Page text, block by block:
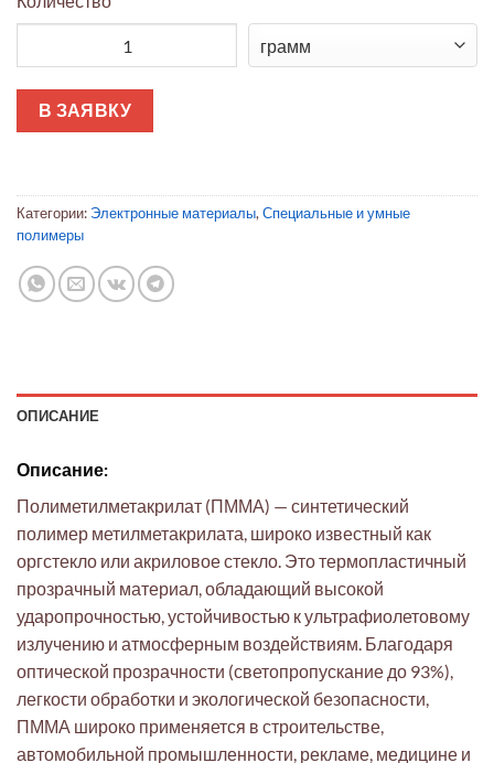
В ЗАЯВКУ
Категории: Электронные материалы, Специальные и умные
полимеры
ОПИСАНИЕ
Описание:
Полиметилметакрилат (ПММА) — синтетический
полимер метилметакрилата, широко известный как
оргстекло или акриловое стекло. Это термопластичный
прозрачный материал, обладающий высокой
ударопрочностью, устойчивостью к ультрафиолетовому
излучению и атмосферным воздействиям. Благодаря
оптической прозрачности (светопропускание до 93%),
легкости обработки и экологической безопасности,
ПММА широко применяется в строительстве,
автомобильной промышленности, рекламе, медицине и